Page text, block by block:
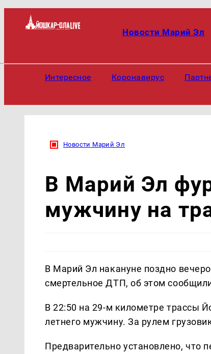
Новости Марий Эл
Интересное Коронавирус
Новости Марий Эл
В Марий Эл
мужчину на
В Марий Эл накануне поздно
смертельное ДТП, об этом
В 22:50 на 29-м километре трассы
летнего мужчину. За рулем
Предварительно установлено, что